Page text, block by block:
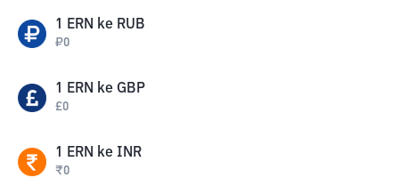
1 ERN ke RUB
₽0
1 ERN ke GBP
£0
1 ERN ke INR
₹0